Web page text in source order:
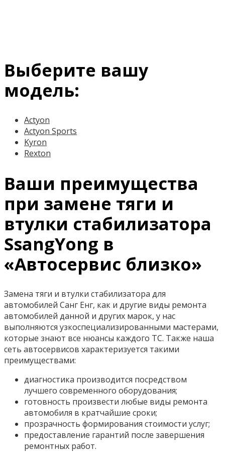
Выберите вашу
модель:
Actyon
Actyon Sports
Kyron
Rexton
Ваши преимущества
при замене тяги и
втулки стабилизатора
SsangYong в
«Автосервис близко»
Замена тяги и втулки стабилизатора для
автомобилей Санг Енг, как и другие виды ремонта
автомобилей данной и других марок, у нас
выполняются узкоспециализированными мастерами,
которые знают все нюансы каждого ТС. Также наша
сеть автосервисов характеризуется такими
преимуществами:
диагностика производится посредством
лучшего современного оборудования;
готовность произвести любые виды ремонта
автомобиля в кратчайшие сроки;
прозрачность формирования стоимости услуг;
предоставление гарантий после завершения
ремонтных работ.